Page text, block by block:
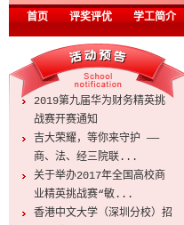
首页 评奖评优 学工简介
2019第九届华为财务精英挑
战赛开赛通知
吉大荣耀，等你来守护 ——
商、法、经三院联...
关于举办2017年全国高校商
业精英挑战赛“敏...
香港中文大学（深圳分校）招